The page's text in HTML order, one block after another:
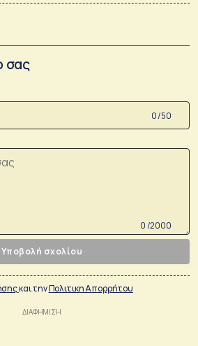
σας
0 /50
0 /2000
Υποβολή σχολίου
και τηνΠολιτικη Απορρήτου